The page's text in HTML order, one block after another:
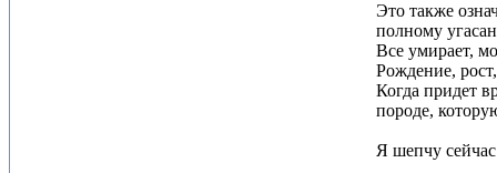
Это также
полному
Все умирает,
Рождение,
Когда придет
породе,
Я шепчу